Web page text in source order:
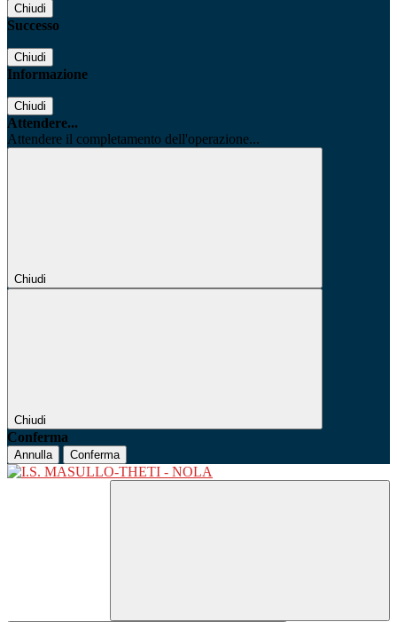
Chiudi
Successo
Chiudi
Informazione
Chiudi
Attendere...
Attendere il completamento dell'operazione...
Chiudi
Chiudi
Conferma
Annulla Conferma